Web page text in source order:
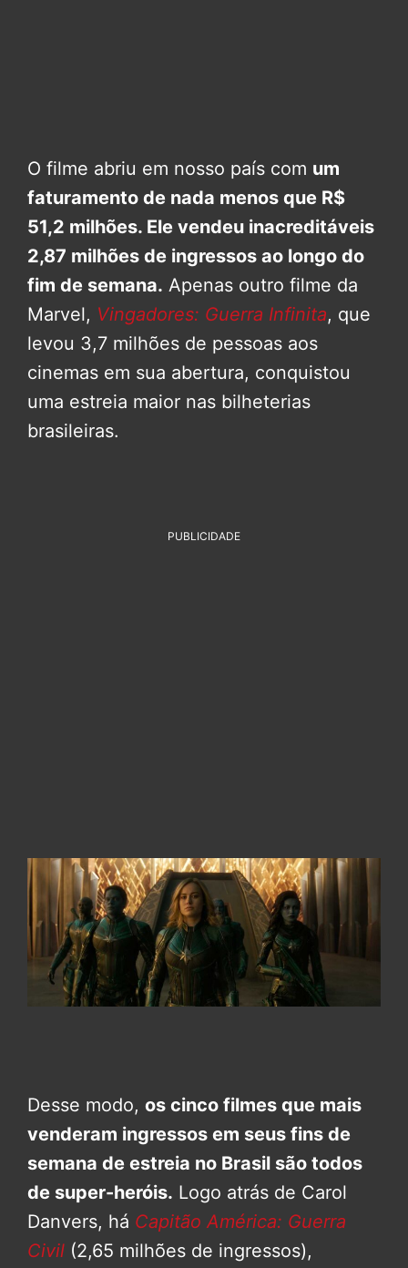
O filme abriu em nosso país com um
faturamento de nada menos que R$
51,2 milhões. Ele vendeu inacreditáveis
2,87 milhões de ingressos ao longo do
fim de semana. Apenas outro filme da
Marvel, Vingadores: Guerra Infinita, que
levou 3,7 milhões de pessoas aos
cinemas em sua abertura, conquistou
uma estreia maior nas bilheterias
brasileiras.
PUBLICIDADE
Desse modo, os cinco filmes que mais
venderam ingressos em seus fins de
semana de estreia no Brasil são todos
de super-heróis. Logo atrás de Carol
Danvers, há Capitão América: Guerra
Civil (2,65 milhões de ingressos),